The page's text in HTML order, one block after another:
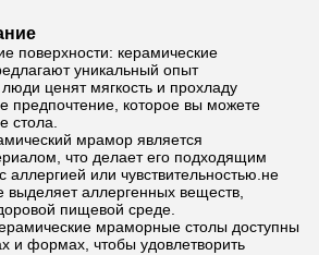
поверхности: керамические
уникальный опыт
ценят мягкость и прохладу
предпочтение, которое вы можете
стола.
мрамор является
что делает его подходящим
или чувствительностью.не
выделяет аллергенных веществ,
пищевой среде.
мраморные столы доступны
и формах, чтобы удовлетворить